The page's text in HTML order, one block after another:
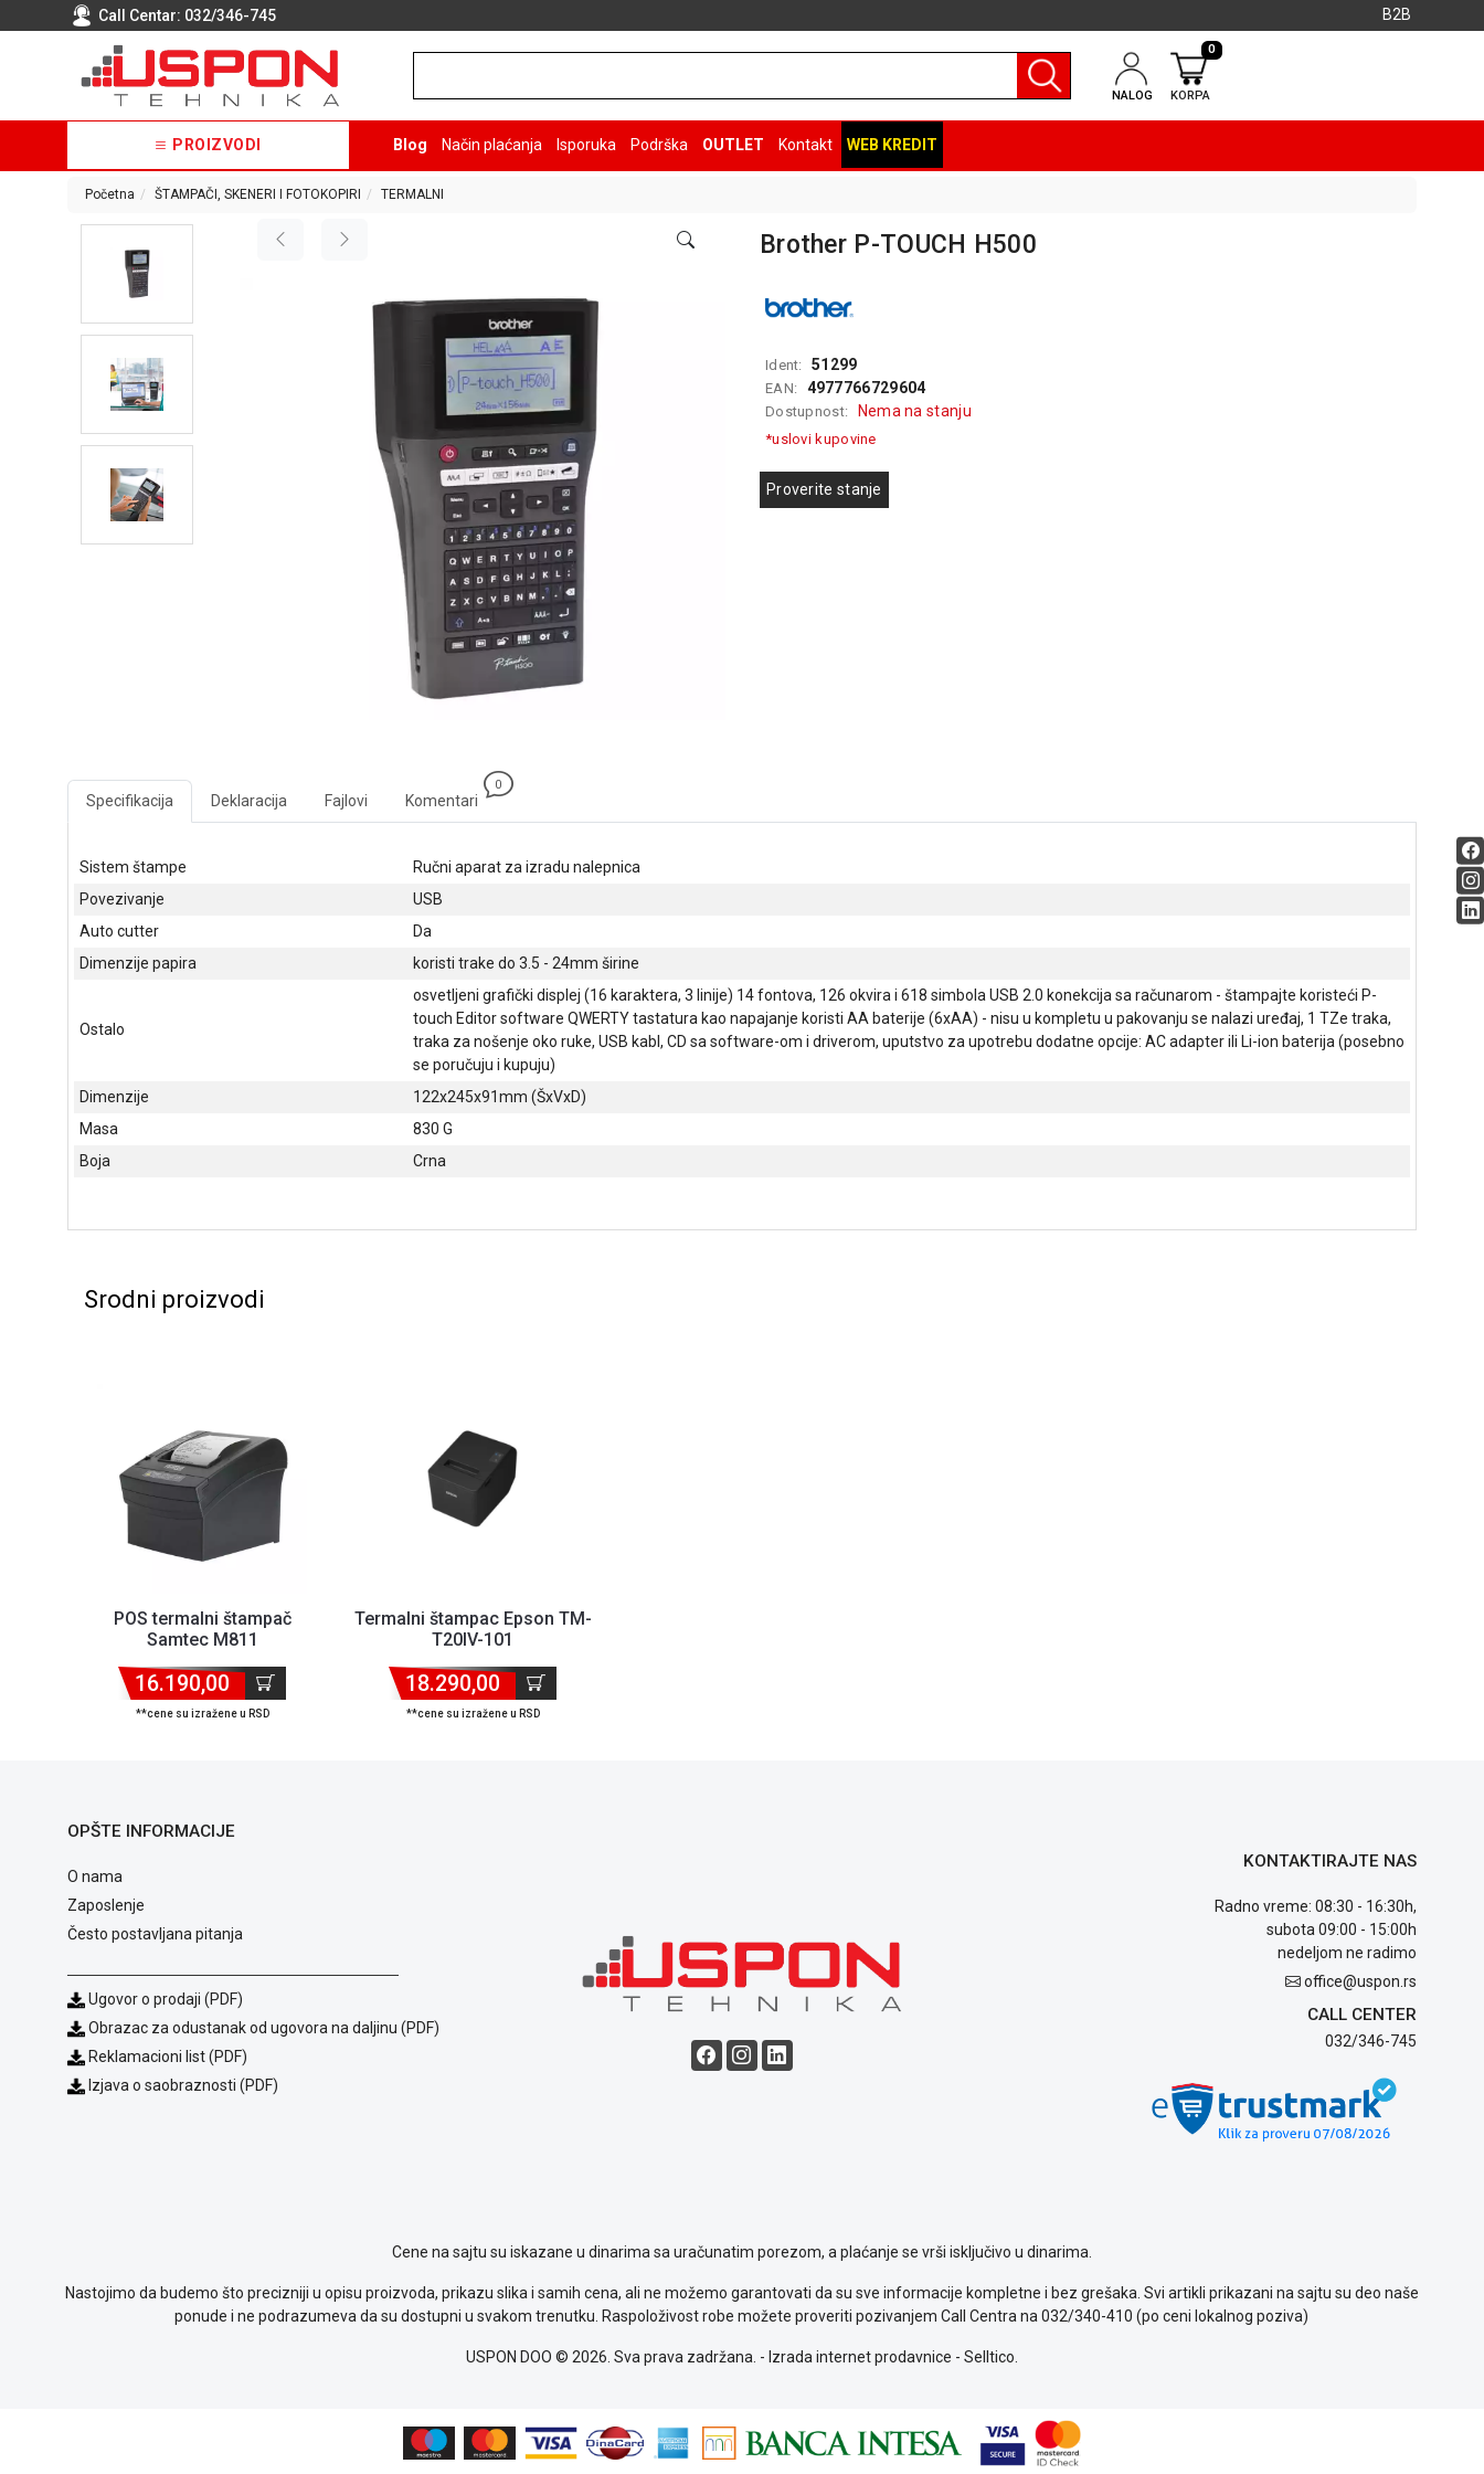
Call Centar: 032/346-745 B2B
NALOG KORPA
0
PROIZVODI Blog Način plaćanja Isporuka Podrška OUTLET Kontakt WEB KREDIT
Početna ŠTAMPAČI, SKENERI I FOTOKOPIRI TERMALNI
Brother P-TOUCH H500
Ident: 51299
EAN: 4977766729604
Dostupnost: Nema na stanju
*uslovi kupovine
Proverite stanje
Specifikacija Deklaracija Fajlovi Komentari
0
Sistem štampe
Ručni aparat za izradu nalepnica
Povezivanje
USB
Auto cutter
Da
Dimenzije papira
koristi trake do 3.5 - 24mm širine
Ostalo
osvetljeni grafički displej (16 karaktera, 3 linije) 14 fontova, 126 okvira i 618 simbola USB 2.0 konekcija sa računarom - štampajte koristeći P-
touch Editor software QWERTY tastatura kao napajanje koristi AA baterije (6xAA) - nisu u kompletu u pakovanju se nalazi uređaj, 1 TZe traka,
traka za nošenje oko ruke, USB kabl, CD sa software-om i driverom, uputstvo za upotrebu dodatne opcije: AC adapter ili Li-ion baterija (posebno
se poručuju i kupuju)
Dimenzije
122x245x91mm (ŠxVxD)
Masa
830 G
Boja
Crna
Srodni proizvodi
POS termalni štampač
Samtec M811
16.190,00
**cene su izražene u RSD
Termalni štampac Epson TM-
T20IV-101
18.290,00
**cene su izražene u RSD
OPŠTE INFORMACIJE
O nama
Zaposlenje
Često postavljana pitanja
Ugovor o prodaji (PDF)
Obrazac za odustanak od ugovora na daljinu (PDF)
Reklamacioni list (PDF)
Izjava o saobraznosti (PDF)
KONTAKTIRAJTE NAS
Radno vreme: 08:30 - 16:30h,
subota 09:00 - 15:00h
nedeljom ne radimo
office@uspon.rs
CALL CENTER
032/346-745
Cene na sajtu su iskazane u dinarima sa uračunatim porezom, a plaćanje se vrši isključivo u dinarima.
Nastojimo da budemo što precizniji u opisu proizvoda, prikazu slika i samih cena, ali ne možemo garantovati da su sve informacije kompletne i bez grešaka. Svi artikli prikazani na sajtu su deo naše
ponude i ne podrazumeva da su dostupni u svakom trenutku. Raspoloživost robe možete proveriti pozivanjem Call Centra na 032/340-410 (po ceni lokalnog poziva)
USPON DOO © 2026. Sva prava zadržana. - Izrada internet prodavnice - Selltico.